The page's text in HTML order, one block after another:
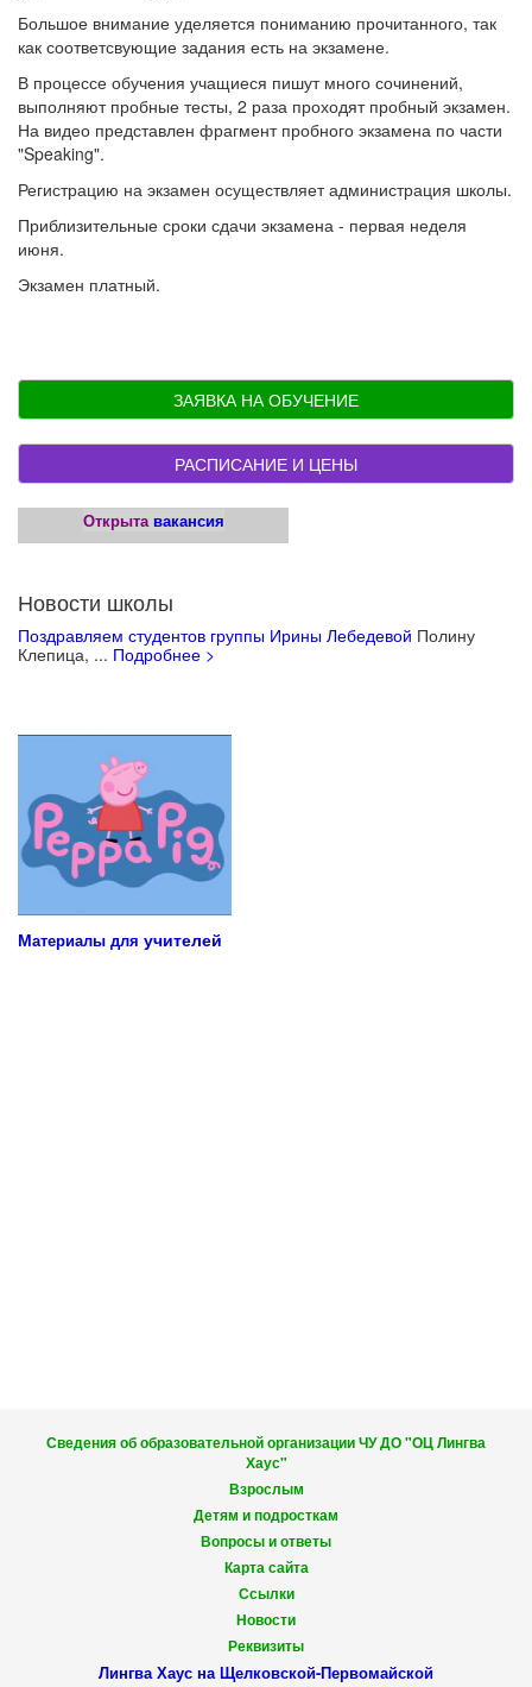
Большое внимание уделяется пониманию прочитанного, так
как соответсвующие задания есть на экзамене.
В процессе обучения учащиеся пишут много сочинений,
выполняют пробные тесты, 2 раза проходят пробный экзамен.
На видео представлен фрагмент пробного экзамена по части
"Speaking".
Регистрацию на экзамен осуществляет администрация школы.
Приблизительные сроки сдачи экзамена - первая неделя
июня.
Экзамен платный.
ЗАЯВКА НА ОБУЧЕНИЕ
РАСПИСАНИЕ И ЦЕНЫ
Открыта вакансия
Новости школы
Поздравляем студентов группы Ирины Лебедевой Полину
Клепица, ... Подробнее >
Материалы для учителей
Сведения об образовательной организации ЧУ ДО "ОЦ Лингва
Хаус"
Взрослым
Детям и подросткам
Вопросы и ответы
Карта сайта
Ссылки
Новости
Реквизиты
Лингва Хаус на Щелковской-Первомайской